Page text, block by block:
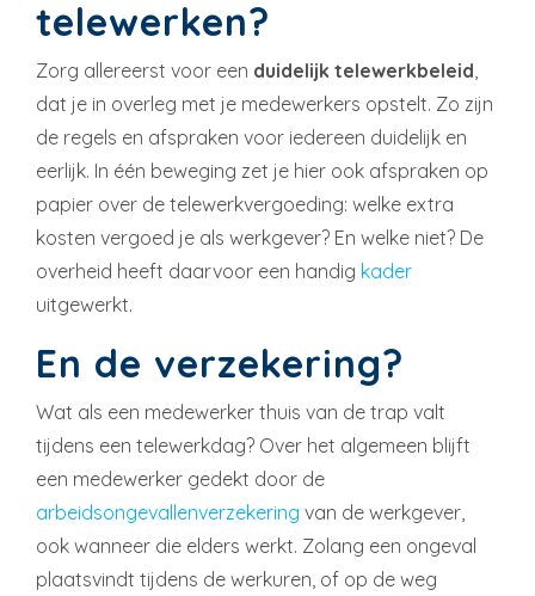
telewerken?
Zorg allereerst voor een duidelijk telewerkbeleid
dat je in overleg met je medewerkers opstelt. Zo zijn
de regels en afspraken voor iedereen duidelijk en
eerlijk. In één beweging zet je hier ook afspraken op
papier over de telewerkvergoeding: welke extra
kosten vergoed je als werkgever? En welke niet? De
overheid heeft daarvoor een handig kader
uitgewerkt.
En de verzekering?
Wat als een medewerker thuis van de trap valt
tijdens een telewerkdag? Over het algemeen blijft
een medewerker gedekt door de
arbeidsongevallenverzekering van de werkgever,
ook wanneer die elders werkt. Zolang een ongeval
plaatsvindt tijdens de werkuren, of op de weg